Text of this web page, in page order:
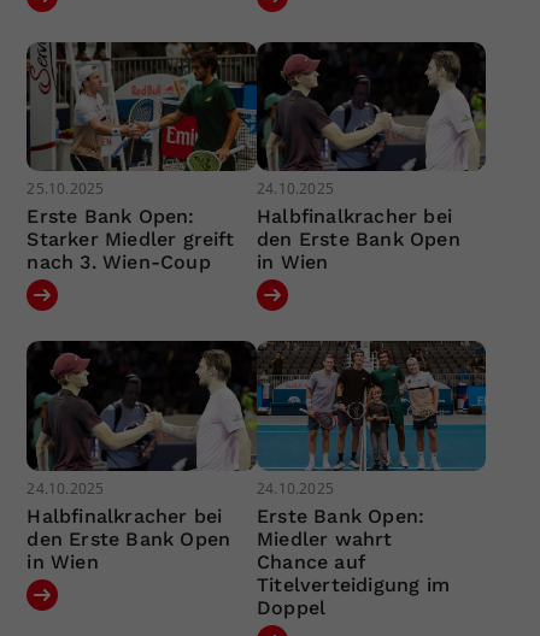
25.10.2025
Erste Bank Open:
Starker Miedler greift
nach 3. Wien-Coup
24.10.2025
Halbfinalkracher bei
den Erste Bank Open
in Wien
24.10.2025
Halbfinalkracher bei
den Erste Bank Open
in Wien
24.10.2025
Erste Bank Open:
Miedler wahrt
Chance auf
Titelverteidigung im
Doppel